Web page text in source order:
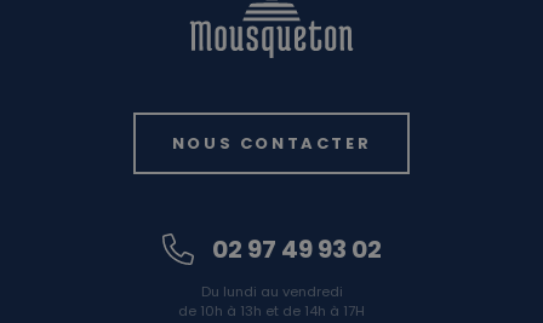
NOUS CONTACTER
02 97 49 93 02
Du lundi au vendredi
de 10h à 13h et de 14h à 17H